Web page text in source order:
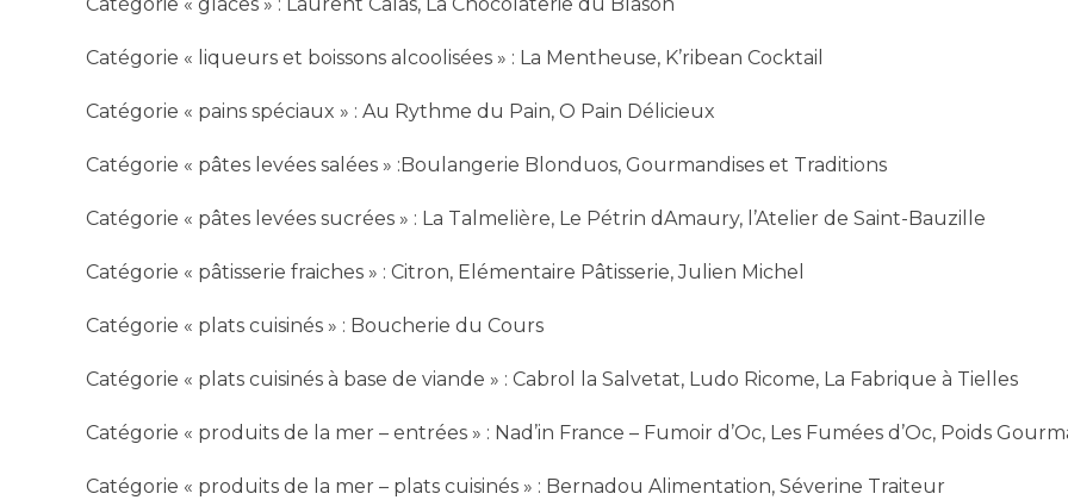
Catégorie « liqueurs et boissons alcoolisées » : La Mentheuse, K’ribean Cocktail
Catégorie « pains spéciaux » : Au Rythme du Pain, O Pain Délicieux
Catégorie « pâtes levées salées » :Boulangerie Blonduos, Gourmandises et Traditions
Catégorie « pâtes levées sucrées » : La Talmelière, Le Pétrin dAmaury, l’Atelier de Saint-Bauzille
Catégorie « pâtisserie fraiches » : Citron, Elémentaire Pâtisserie, Julien Michel
Catégorie « plats cuisinés » : Boucherie du Cours
Catégorie « plats cuisinés à base de viande » : Cabrol la Salvetat, Ludo Ricome, La Fabrique à Tielles
Catégorie « produits de la mer – entrées » : Nad’in France – Fumoir d’Oc, Les Fumées d’Oc, Poids
Catégorie « produits de la mer – plats cuisinés » : Bernadou Alimentation, Séverine Traiteur